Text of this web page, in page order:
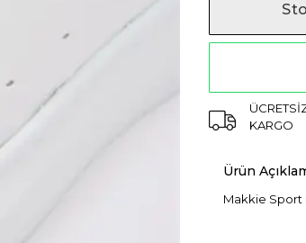
KARGO
Ürün
Makkie Sport